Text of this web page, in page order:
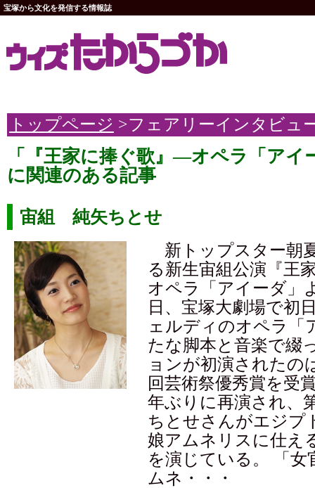
宝塚から文化を発信する情報誌
トップページ >フェアリーインタビュ
「『王家に捧ぐ歌』―オペラ「アイ
に関連のある記事
宙組 純矢ちとせ
新トップスター朝
る新生宙組公演『王
オペラ「アイーダ」
日、宝塚大劇場で初
ェルディのオペラ「
たな脚本と音楽で綴
ョンが初演されたの
回芸術祭優秀賞を受
年ぶりに再演され、
ちとせさんがエジプ
娘アムネリスに仕え
を演じている。 「女
ムネ・・・